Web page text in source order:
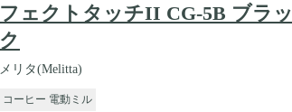
フェクトタッチII CG-5B ブラッ
ク
メリタ(Melitta)
コーヒー 電動ミル